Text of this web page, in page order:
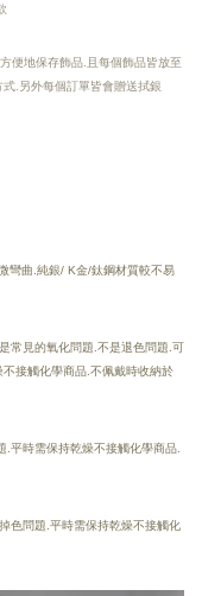
便地保存飾品.且每個飾品皆放至
.另外每個訂單皆會贈送拭銀
彎曲.純銀/ K金/鈦鋼材質較不易
常見的氧化問題.不是退色問題.可
不接觸化學商品.不佩戴時收納於
.平時需保持乾燥不接觸化學商品.
色問題.平時需保持乾燥不接觸化